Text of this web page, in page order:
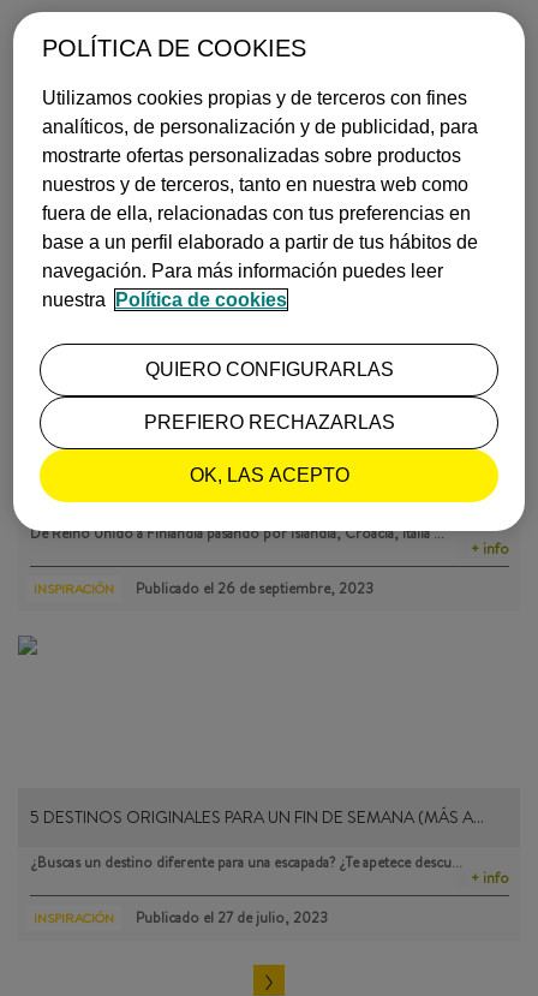
QUÉ VER EN CANTABRIA EN 7 DÍAS: ITINERARIO COMPLET…
¿Planeando un viaje al norte? Sigue este itinerario y descubre ci…
Publicado el 09 de julio, 2026
LOS MEJORES PARQUES NATURALES DE EUROPA
De Reino Unido a Finlandia pasando por Islandia, Croacia, Italia …
+ info
INSPIRACIÓN Publicado el 26 de septiembre, 2023
5 DESTINOS ORIGINALES PARA UN FIN DE SEMANA (MÁS A…
¿Buscas un destino diferente para una escapada? ¿Te apetece descu…
+ info
INSPIRACIÓN Publicado el 27 de julio, 2023
POLÍTICA DE COOKIES
Utilizamos cookies propias y de terceros con fines
analíticos, de personalización y de publicidad, para
mostrarte ofertas personalizadas sobre productos
nuestros y de terceros, tanto en nuestra web como
fuera de ella, relacionadas con tus preferencias en
base a un perfil elaborado a partir de tus hábitos de
navegación. Para más información puedes leer
nuestra
Política de cookies
PREFIERO RECHAZARLAS
OK, LAS ACEPTO
QUIERO CONFIGURARLAS